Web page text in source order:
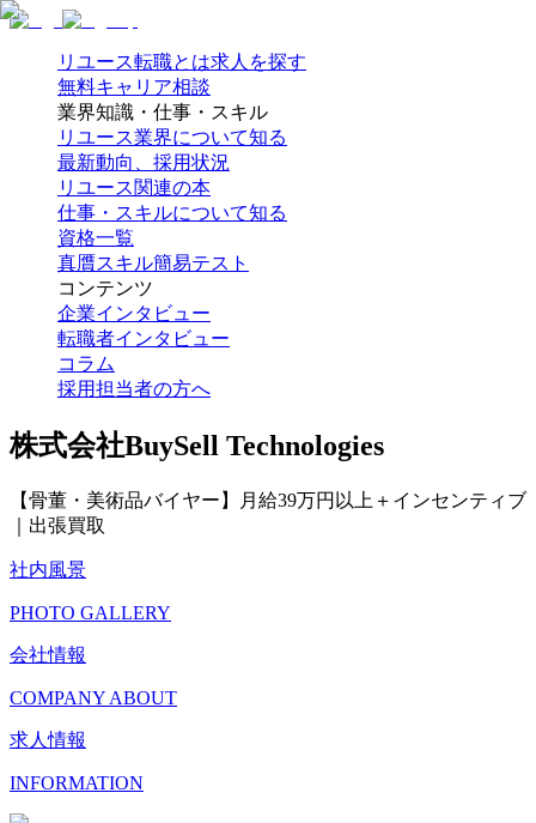
リユース転職とは求人を探す
無料キャリア相談
業界知識・仕事・スキル
リユース業界について知る
最新動向、採用状況
リユース関連の本
仕事・スキルについて知る
資格一覧
真贋スキル簡易テスト
コンテンツ
企業インタビュー
転職者インタビュー
コラム
採用担当者の方へ
株式会社BuySell Technologies
【骨董・美術品バイヤー】月給39万円以上＋インセンティブ
｜出張買取
社内風景
PHOTO GALLERY
会社情報
COMPANY ABOUT
求人情報
INFORMATION